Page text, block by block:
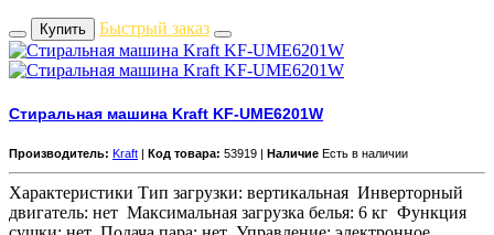
Купить Быстрый заказ
Стиральная машина Kraft KF-UME6201W
Производитель: Kraft | Код товара: 53919 | Наличие Есть в наличии
Характеристики Тип загрузки: вертикальная Инверторный
двигатель: нет Максимальная загрузка белья: 6 кг Функция